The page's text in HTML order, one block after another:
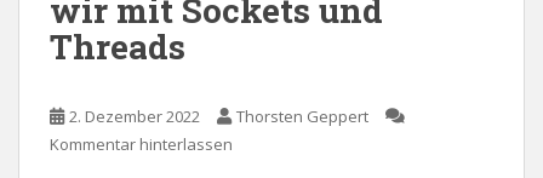
wir mit Sockets und
Threads
2. Dezember 2022
Thorsten Geppert
Kommentar hinterlassen